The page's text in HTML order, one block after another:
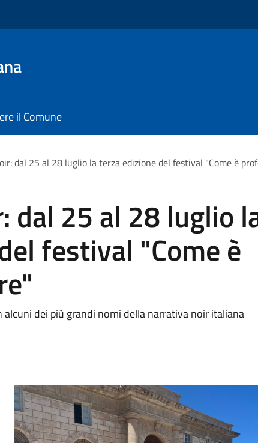
il Comune
dal 25 al 28 luglio la terza edizione del festival "Come è
dal 25 al 28 luglio
festival "Come è
dei più grandi nomi della narrativa noir italiana